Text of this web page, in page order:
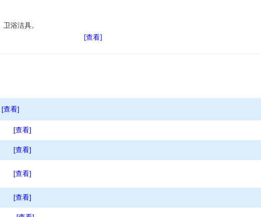
浴洁具。
[查看]
[查看]
[查看]
[查看]
[查看]
[查看]